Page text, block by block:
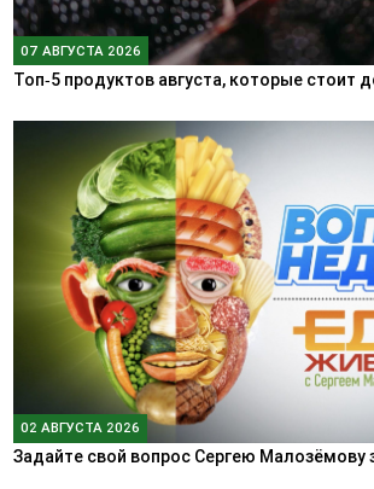
07 АВГУСТА 2026
Топ‑5 продуктов августа, которые стоит
02 АВГУСТА 2026
Задайте свой вопрос Сергею Малозёмову